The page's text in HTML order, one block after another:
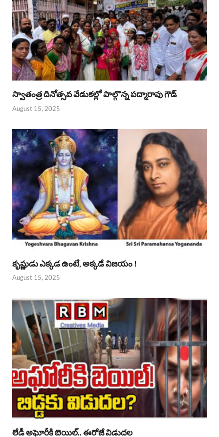
స్వాతంత్ర దినోత్సవ వేడుకల్లో పాల్గొన్న పద్మారావు గౌడ్
August 15, 2025
కృష్ణుడు ఎక్కడ ఉంటే, అక్కడే విజయం !
August 15, 2025
లేడీ అఘోరీకి బెయిల్.. ఈరోజే విడుదల